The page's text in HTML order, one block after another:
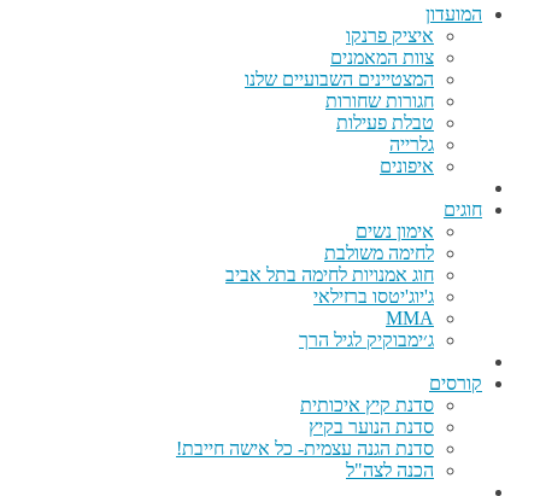
המועדון
איציק פרנקו
צוות המאמנים
המצטיינים השבועיים שלנו
חגורות שחורות
טבלת פעילות
גלרייה
איפונים
חוגים
אימון נשים
לחימה משולבת
חוג אמנויות לחימה בתל אביב
ג'יוג'יטסו ברזילאי
MMA
ג׳ימבוקיק לגיל הרך
קורסים
סדנת קיץ איכותית
סדנת הנוער בקיץ
סדנת הגנה עצמית- כל אישה חייבת!
הכנה לצה"ל